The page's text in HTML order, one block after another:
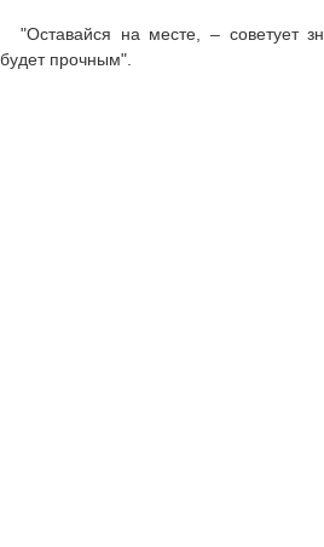
"Оставайся на месте, – советует
будет прочным".